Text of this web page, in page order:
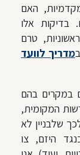
האם
בדיקות אלו
טרם
מדריך לוועד
במקרים בהם
המקומית,
שלבניין לא
היזם, צו